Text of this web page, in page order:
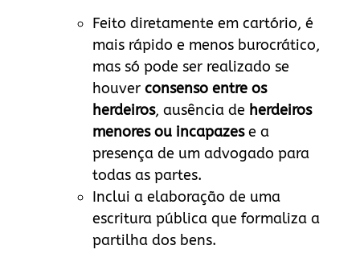
Feito diretamente em cartório, é
mais rápido e menos burocrático,
mas só pode ser realizado se
houver consenso entre os
herdeiros, ausência de herdeiros
menores ou incapazese a
presença de um advogado para
todas as partes.
Inclui a elaboração de uma
escritura pública que formaliza a
partilha dos bens.